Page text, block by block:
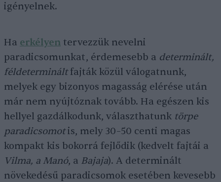
igényelnek.
Ha erkélyen tervezzük nevelni
paradicsomunkat, érdemesebb a determinált,
féldetermináltfajták közül válogatnunk,
melyek egy bizonyos magasság elérése után
már nem nyújtóznak tovább. Ha egészen kis
hellyel gazdálkodunk, választhatunk törpe
paradicsomotis, mely 30–50 centi magas
kompakt kis bokorrá fejlődik (kedvelt fajtái a
Vilma, a Manó, a Bajaja). A determinált
növekedésű paradicsomok esetében kevesebb